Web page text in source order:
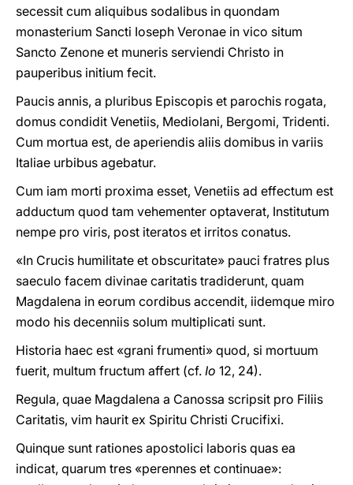
secessit cum aliquibus sodalibus in quondam
monasterium Sancti Ioseph Veronae in vico situm
Sancto Zenone et muneris serviendi Christo in
pauperibus initium fecit.
Paucis annis, a pluribus Episcopis et parochis rogata,
domus condidit Venetiis, Mediolani, Bergomi, Tridenti.
Cum mortua est, de aperiendis aliis domibus in variis
Italiae urbibus agebatur.
Cum iam morti proxima esset, Venetiis ad effectum est
adductum quod tam vehementer optaverat, Institutum
nempe pro viris, post iteratos et irritos conatus.
«In Crucis humilitate et obscuritate» pauci fratres plus
saeculo facem divinae caritatis tradiderunt, quam
Magdalena in eorum cordibus accendit, iidemque miro
modo his decenniis solum multiplicati sunt.
Historia haec est «grani frumenti» quod, si mortuum
fuerit, multum fructum affert (cf. Io 12, 24).
Regula, quae Magdalena a Canossa scripsit pro Filiis
Caritatis, vim haurit ex Spiritu Christi Crucifixi.
Quinque sunt rationes apostolici laboris quas ea
indicat, quarum tres «perennes et continuae»: